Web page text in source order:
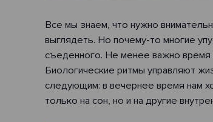
Все мы знаем, что нужно
выглядеть. Но почему-то многие
съеденного. Не менее важно время
Биологические ритмы управляют
следующим: в вечернее время нам
только на сон, но и на другие